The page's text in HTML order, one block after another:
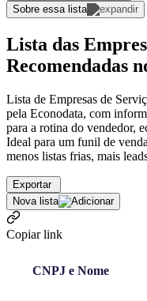
Sobre essa lista
Lista das
Recomendadas
Lista de Empresas de
pela Econodata, com
para a rotina do vendedor,
Ideal para um funil de
menos listas frias, mais
Exportar
Nova lista
Copiar link
CNPJ e Nome